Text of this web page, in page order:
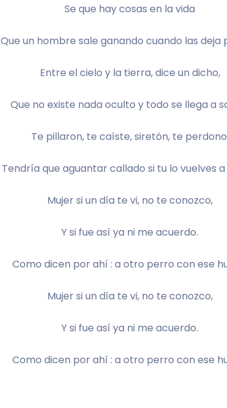
Se que hay cosas en la vida
Que un hombre sale ganando cuando las deja
Entre el cielo y la tierra, dice un dicho,
Que no existe nada oculto y todo se llega a
Te pillaron, te caíste, siretón, te
Tendría que aguantar callado si tu lo vuelves
Mujer si un día te vi, no te conozco,
Y si fue así ya ni me acuerdo.
Como dicen por ahí : a otro perro con ese
Mujer si un día te vi, no te conozco,
Y si fue así ya ni me acuerdo.
Como dicen por ahí : a otro perro con ese